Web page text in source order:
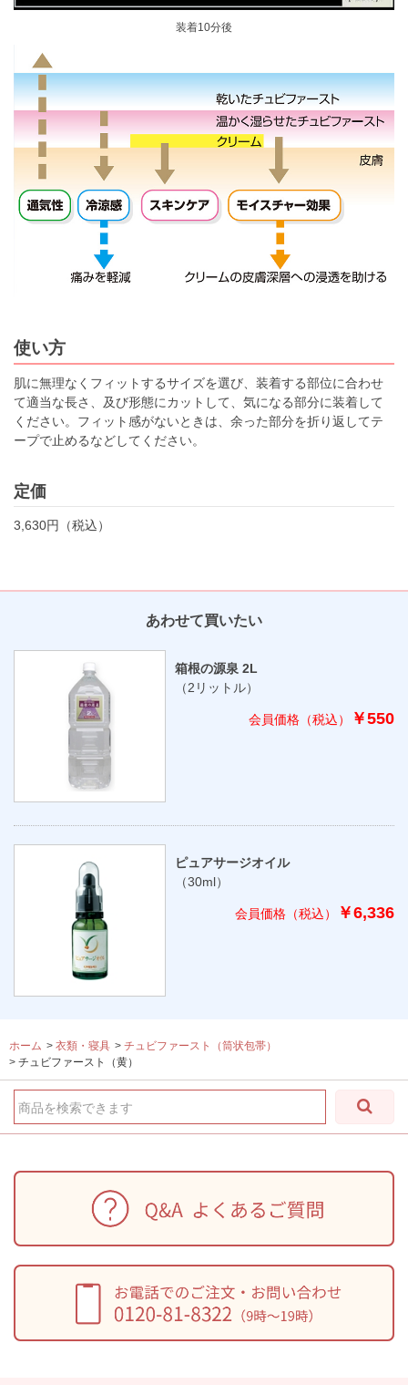
装着10分後
使い方
肌に無理なくフィットするサイズを選び、装着する部位に合わせ
て適当な長さ、及び形態にカットして、気になる部分に装着して
ください。フィット感がないときは、余った部分を折り返してテ
ープで止めるなどしてください。
定価
3,630円（税込）
あわせて買いたい
箱根の源泉 2L
（2リットル）
￥550
ピュアサージオイル
（30ml）
￥6,336
ホーム > 衣類・寝具 > チュビファースト（筒状包帯）
> チュビファースト（黄）
商品を検索できます